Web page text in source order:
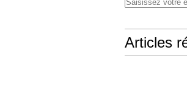
Articles